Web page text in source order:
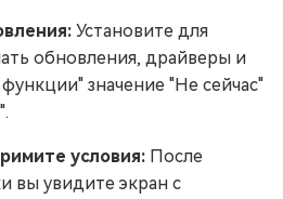
Установите для
обновления, драйверы и
значение "Не сейчас"
условия: После
вы увидите экран с